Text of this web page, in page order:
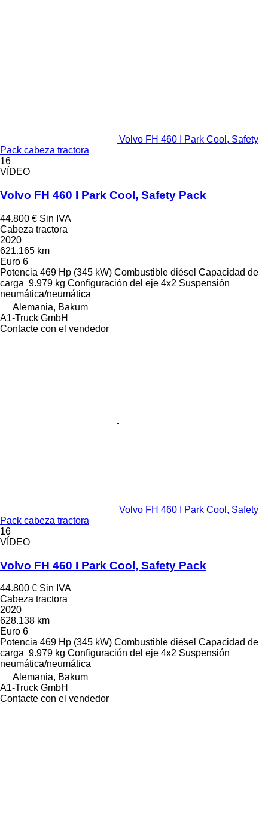
Volvo FH 460 I Park Cool, Safety
Pack cabeza tractora
16
VÍDEO
Volvo FH 460 I Park Cool, Safety Pack
44.800 € Sin IVA
Cabeza tractora
2020
621.165 km
Euro 6
Potencia 469 Hp (345 kW) Combustible diésel Capacidad de
carga 9.979 kg Configuración del eje 4x2 Suspensión
neumática/neumática
Alemania, Bakum
A1-Truck GmbH
Contacte con el vendedor
Volvo FH 460 I Park Cool, Safety
Pack cabeza tractora
16
VÍDEO
Volvo FH 460 I Park Cool, Safety Pack
44.800 € Sin IVA
Cabeza tractora
2020
628.138 km
Euro 6
Potencia 469 Hp (345 kW) Combustible diésel Capacidad de
carga 9.979 kg Configuración del eje 4x2 Suspensión
neumática/neumática
Alemania, Bakum
A1-Truck GmbH
Contacte con el vendedor